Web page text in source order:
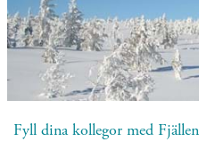
Fyll dina kollegor med